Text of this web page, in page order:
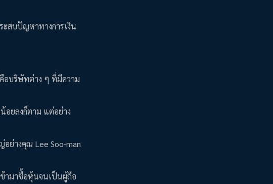
สบปัญหาทางการเงิน
อบริษัทต่าง ๆ ที่มีความ
อยลงก็ตาม แต่อย่าง
ย่างคุณ Lee Soo-man
ข้ามาซื้อหุ้นจนเป็นผู้ถือ